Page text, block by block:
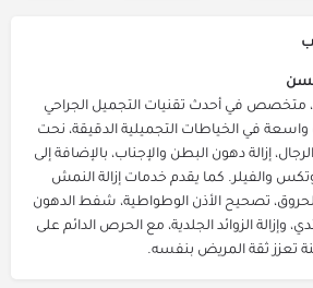
حسن
متخصص في أحدث تقنيات التجميل الجراحي
واسعة في الخياطات التجميلية الدقيقة، نحت
إزالة دهون البطن والإجناب، بالإضافة إلى
والفيلر. كما يقدم خدمات إزالة النمش
الحروق، تصحيح الأذن الوطواطية، شفط الدهون
وإزالة الزوائد الجلدية، مع الحرص الدائم على
تعزز ثقة المريض بنفسه.